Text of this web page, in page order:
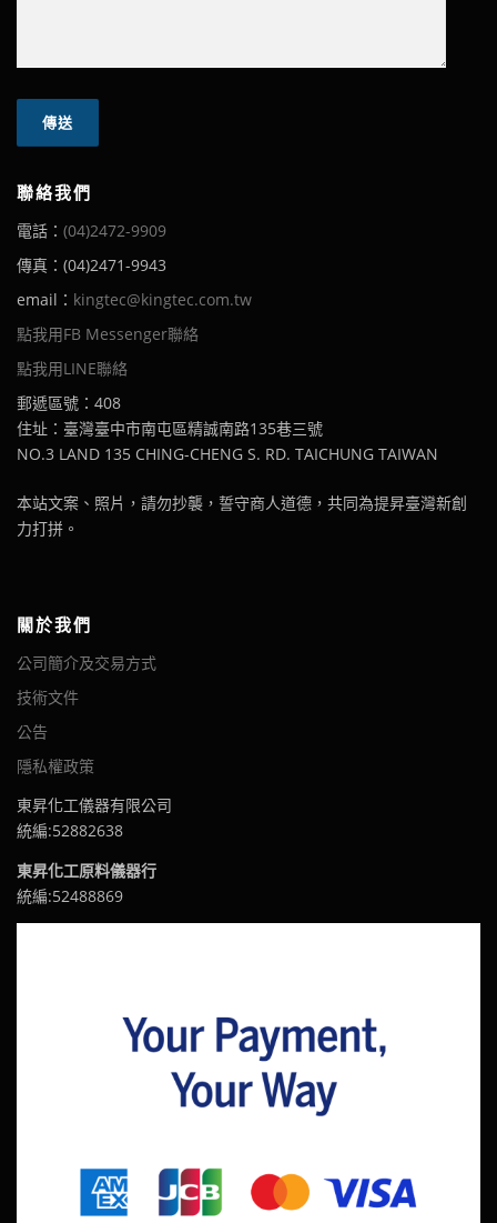
聯絡我們
電話： (04)2472-9909
傳真：(04)2471-9943
email： kingtec@kingtec.com.tw
點我用FB Messenger聯絡
點我用LINE聯絡
郵遞區號：408
住址：臺灣臺中市南屯區精誠南路135巷三號
NO.3 LAND 135 CHING-CHENG S. RD. TAICHUNG TAIWAN
本站文案、照片，請勿抄襲，誓守商人道德，共同為提昇臺灣新創
力打拼。
關於我們
公司簡介及交易方式
技術文件
公告
隱私權政策
東昇化工儀器有限公司
統編:52882638
東昇化工原料儀器行
統編:52488869